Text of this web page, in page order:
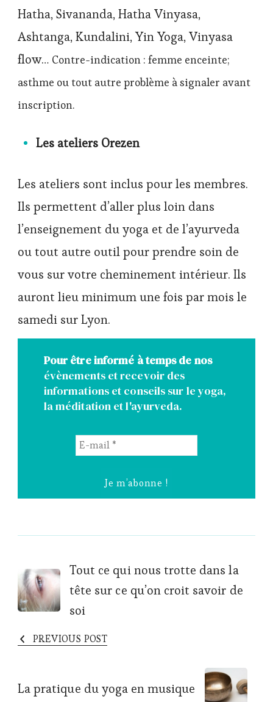
Hatha, Sivananda, Hatha Vinyasa,
Ashtanga, Kundalini, Yin Yoga, Vinyasa
flow… Contre-indication : femme enceinte;
asthme ou tout autre problème à signaler avant
inscription.
Les ateliers Orezen
Les ateliers sont inclus pour les membres.
Ils permettent d’aller plus loin dans
l’enseignement du yoga et de l’ayurveda
ou tout autre outil pour prendre soin de
vous sur votre cheminement intérieur. Ils
auront lieu minimum une fois par mois le
samedi sur Lyon.
Pour être informé à temps de nos
évènements et recevoir des
informations et conseils sur le yoga,
la méditation et l'ayurveda.
*
Post
Navigation
Tout ce qui nous trotte dans la
tête sur ce qu’on croit savoir de
soi
PREVIOUS POST
La pratique du yoga en musique